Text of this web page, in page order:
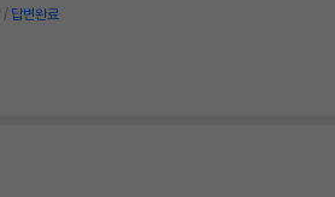
답변완료